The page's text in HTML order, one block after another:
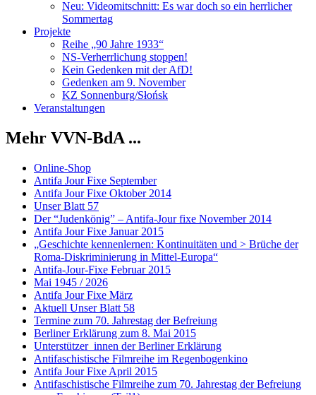
Neu: Videomitschnitt: Es war doch so ein herrlicher
Sommertag
Projekte
Reihe „90 Jahre 1933“
NS-Verherrlichung stoppen!
Kein Gedenken mit der AfD!
Gedenken am 9. November
KZ Sonnenburg/Słońsk
Veranstaltungen
Mehr VVN-BdA ...
Online-Shop
Antifa Jour Fixe September
Antifa Jour Fixe Oktober 2014
Unser Blatt 57
Der “Judenkönig” – Antifa-Jour fixe November 2014
Antifa Jour Fixe Januar 2015
„Geschichte kennenlernen: Kontinuitäten und > Brüche der
Roma-Diskriminierung in Mittel-Europa“
Antifa-Jour-Fixe Februar 2015
Mai 1945 / 2026
Antifa Jour Fixe März
Aktuell Unser Blatt 58
Termine zum 70. Jahrestag der Befreiung
Berliner Erklärung zum 8. Mai 2015
Unterstützer_innen der Berliner Erklärung
Antifaschistische Filmreihe im Regenbogenkino
Antifa Jour Fixe April 2015
Antifaschistische Filmreihe zum 70. Jahrestag der Befreiung